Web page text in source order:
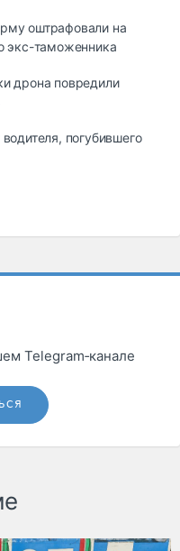
оштрафовали на
экс-таможенника
дрона повредили
погубившего
Telegram‑канале